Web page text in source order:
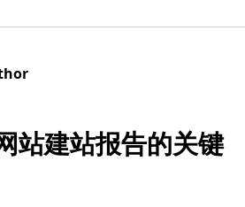
站建站报告的关键